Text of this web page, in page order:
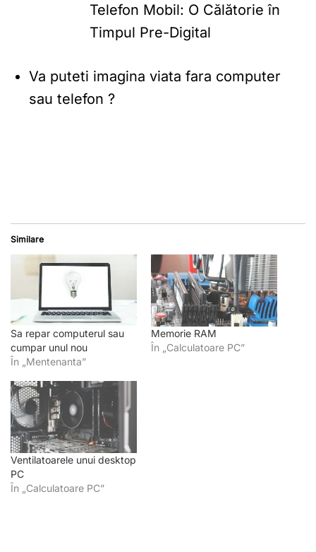
Telefon Mobil: O Călătorie în
Timpul Pre-Digital
Va puteti imagina viata fara computer
sau telefon ?
Similare
Sa repar computerul sau
cumpar unul nou
În „Mentenanta”
Memorie RAM
În „Calculatoare PC”
Ventilatoarele unui desktop
PC
În „Calculatoare PC”